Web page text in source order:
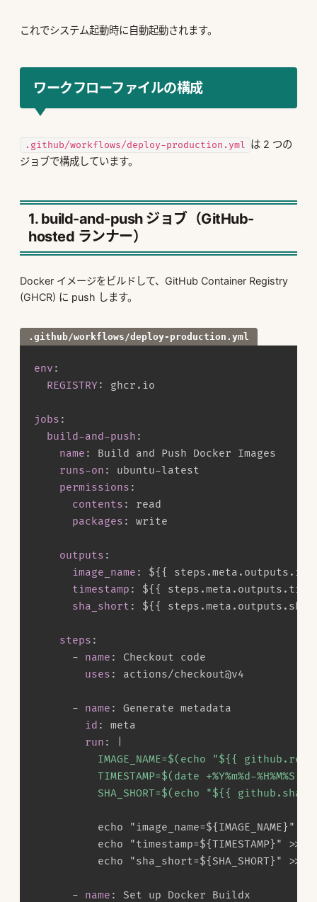
これでシステム起動時に自動起動されます。
ワークフローファイルの構成
.github/workflows/deploy-production.yml は 2 つの
ジョブで構成しています。
1. build-and-push ジョブ（GitHub-
hosted ランナー）
Docker イメージをビルドして、GitHub Container Registry
(GHCR) に push します。
.github/workflows/deploy-production.yml
env :
REGISTRY: ghcr.io
jobs :
build-and-push :
name :
Build and Push Docker Images
runs-on : ubuntu-latest
permissions :
contents :
read
packages : write
outputs :
image_name : ${ {
timestamp : ${ {
sha_short : ${ {
steps :
-
name :
Checkout code
uses : actions/checkout@v4
- name :
Generate metadata
id :
meta
run :
IMAGE_NAME=$(echo "${{
          TIMESTAMP=$(date +%Y%m%d-%H%M%S)
SHA_SHORT=$(echo "${{ github.sha
          echo "image_name=$
{ IMAGE_NAME } "
          echo "timestamp=$
{TIMESTAMP} " >>
          echo "sha_short=$
{ SHA_SHORT} " >>
- name :
Set up Docker Buildx